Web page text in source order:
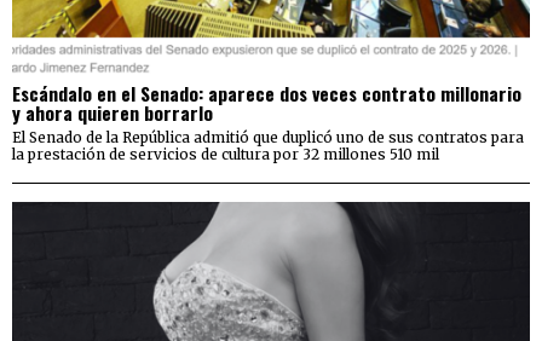
Escándalo en el Senado: aparece dos veces contrato millonario
y ahora quieren borrarlo
El Senado de la República admitió que duplicó uno de sus contratos para
la prestación de servicios de cultura por 32 millones 510 mil